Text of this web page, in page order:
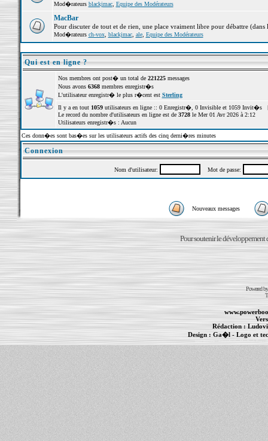
Mod�rateurs blackjmac, Equipe des Modérateurs
MacBar
Pour discuter de tout et de rien, une place vraiment libre pour débattre (dans
Mod�rateurs ch-vox, blackjmac, ale, Equipe des Modérateurs
Qui est en ligne ?
Nos membres ont post� un total de 221225messages
Nous avons 6368membres enregistr�s
L'utilisateur enregistr� le plus r�cent est Sterling
Il y a en tout 1059utilisateurs en ligne :: 0 Enregistr�, 0 Invisible et 1059 Invit�s
Le record du nombre d'utilisateurs en ligne est de 3728le Mer 01 Avr 2026 à 2:12
Utilisateurs enregistr�s : Aucun
Ces donn�es sont bas�es sur les utilisateurs actifs des cinq derni�res minutes
Connexion
Nom d'utilisateur: Mot de passe:
Nouveaux messages
Pour soutenir le développement
Powered
Rédaction :
Design : Ga�l- Logo et